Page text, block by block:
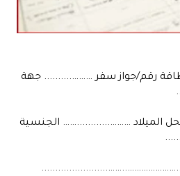
رقم/جواز سفر ……….......... جهة
الميلاد ………............…… الجنسية